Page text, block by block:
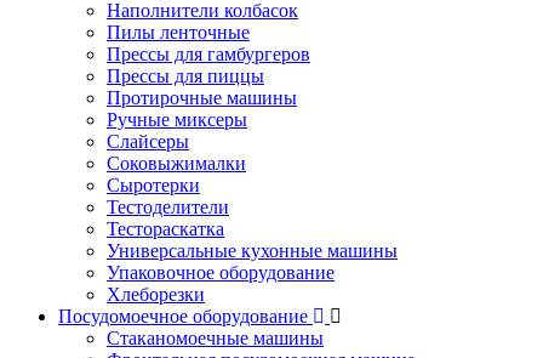
Наполнители колбасок
Пилы ленточные
Прессы для гамбургеров
Прессы для пиццы
Протирочные машины
Ручные миксеры
Слайсеры
Соковыжималки
Сыротерки
Тестоделители
Тестораскатка
Универсальные кухонные машины
Упаковочное оборудование
Хлеборезки
Посудомоечное оборудование
Стаканомоечные машины